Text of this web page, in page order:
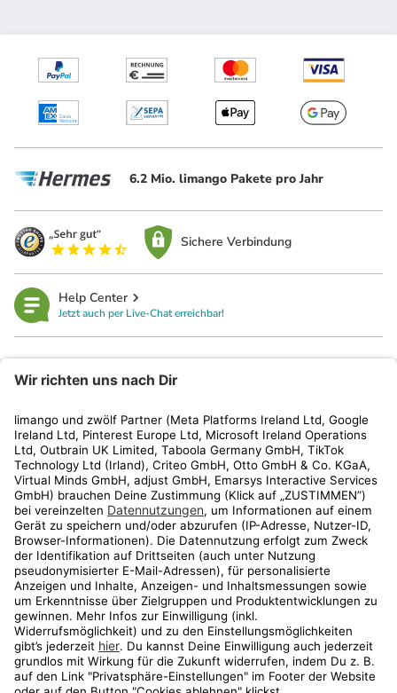
6.2 Mio. limango Pakete pro Jahr
Sichere Verbindung
Help Center
Jetzt auch per Live-Chat erreichbar!
Kundenservice
Shop
Aktionen
Travel